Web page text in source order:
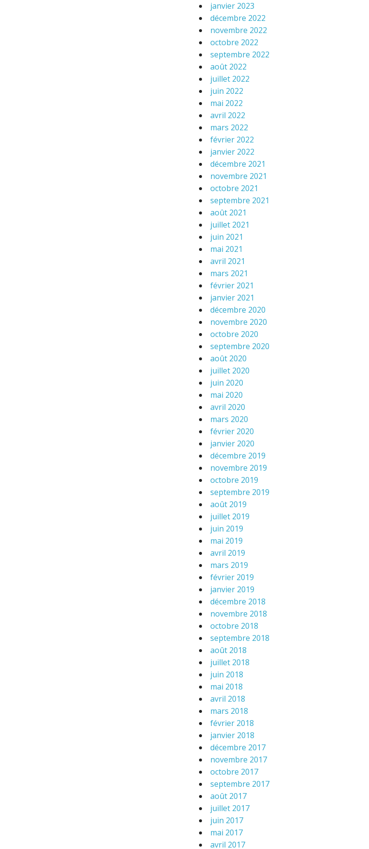
janvier 2023
décembre 2022
novembre 2022
octobre 2022
septembre 2022
août 2022
juillet 2022
juin 2022
mai 2022
avril 2022
mars 2022
février 2022
janvier 2022
décembre 2021
novembre 2021
octobre 2021
septembre 2021
août 2021
juillet 2021
juin 2021
mai 2021
avril 2021
mars 2021
février 2021
janvier 2021
décembre 2020
novembre 2020
octobre 2020
septembre 2020
août 2020
juillet 2020
juin 2020
mai 2020
avril 2020
mars 2020
février 2020
janvier 2020
décembre 2019
novembre 2019
octobre 2019
septembre 2019
août 2019
juillet 2019
juin 2019
mai 2019
avril 2019
mars 2019
février 2019
janvier 2019
décembre 2018
novembre 2018
octobre 2018
septembre 2018
août 2018
juillet 2018
juin 2018
mai 2018
avril 2018
mars 2018
février 2018
janvier 2018
décembre 2017
novembre 2017
octobre 2017
septembre 2017
août 2017
juillet 2017
juin 2017
mai 2017
avril 2017